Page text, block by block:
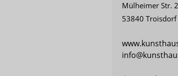
Mülheimer Str.
53840 Troisdorf